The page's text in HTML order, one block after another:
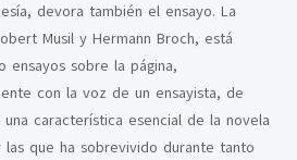
devora también el ensayo. La
Musil y Hermann Broch, está
ensayos sobre la página,
con la voz de un ensayista, de
característica esencial de la novela
que ha sobrevivido durante tanto